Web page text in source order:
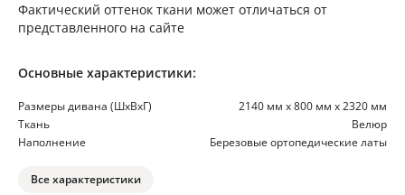
Фактический оттенок ткани может отличаться от
представленного на сайте
Основные характеристики:
Размеры дивана (ШхВхГ)
2140 мм х 800 мм х 2320 мм
Ткань
Велюр
Наполнение
Березовые ортопедические латы
Все характеристики